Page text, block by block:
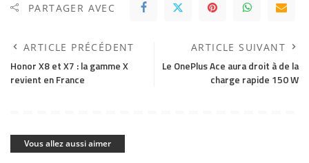
PARTAGER AVEC
ARTICLE PRÉCÉDENT
Honor X8 et X7 : la gamme X
revient en France
ARTICLE SUIVANT
Le OnePlus Ace aura droit à de la
charge rapide 150 W
Vous allez aussi aimer